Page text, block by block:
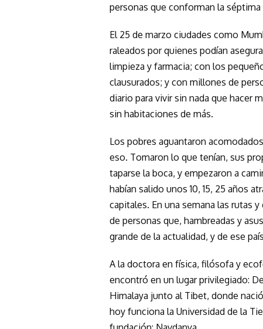
personas que conforman la
El 25 de marzo ciudades como
raleados por quienes podían
limpieza y farmacia; con los
clausurados; y con millones de
diario para vivir sin nada que hacer
sin habitaciones de más.
Los pobres aguantaron
eso. Tomaron lo que tenían, sus
taparse la boca, y empezaron a
habían salido unos 10, 15, 25 años
capitales. En una semana las rutas
de personas que, hambreadas y
grande de la actualidad, y de ese
A la doctora en física, filósofa y
encontró en un lugar privilegiado:
Himalaya junto al Tibet, donde
hoy funciona la Universidad de la